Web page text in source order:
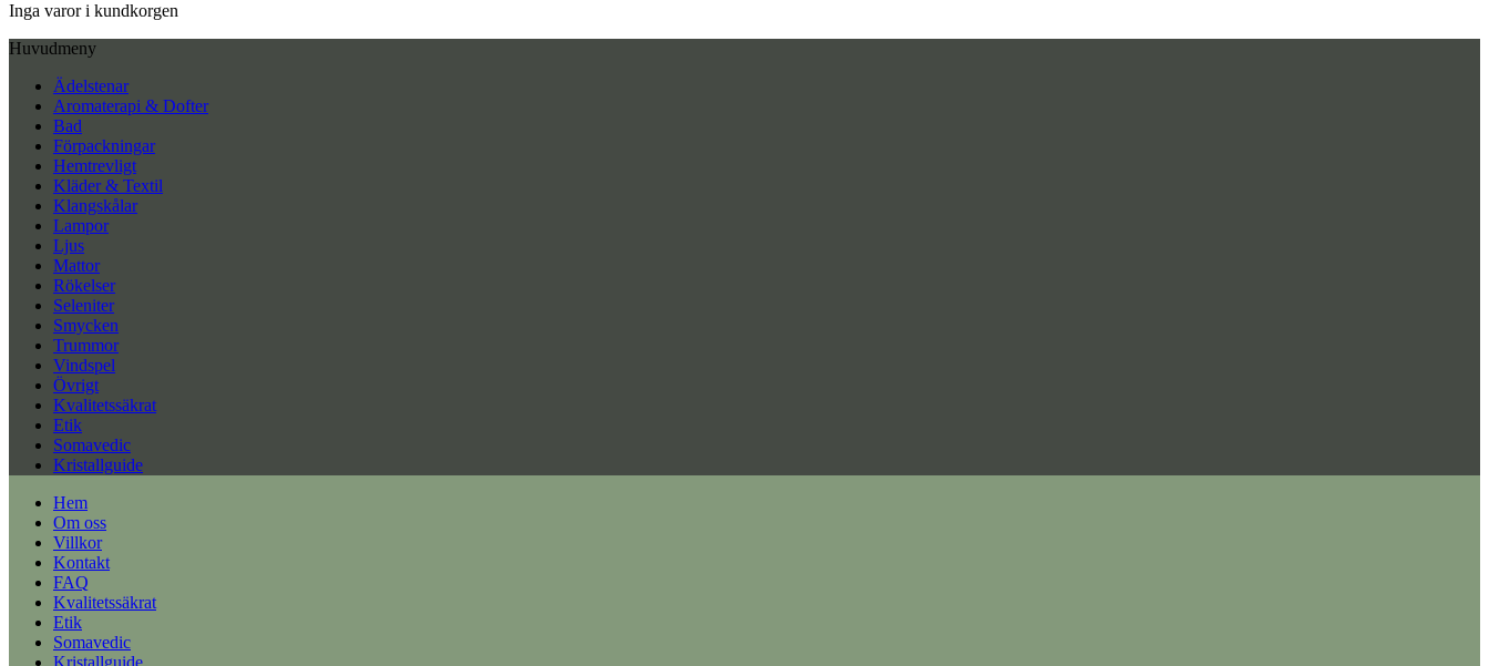
Inga varor i kundkorgen
Huvudmeny
Ädelstenar
Aromaterapi & Dofter
Bad
Förpackningar
Hemtrevligt
Kläder & Textil
Klangskålar
Lampor
Ljus
Mattor
Rökelser
Seleniter
Smycken
Trummor
Vindspel
Övrigt
Kvalitetssäkrat
Etik
Somavedic
Kristallguide
Hem
Om oss
Villkor
Kontakt
FAQ
Kvalitetssäkrat
Etik
Somavedic
Kristallguide